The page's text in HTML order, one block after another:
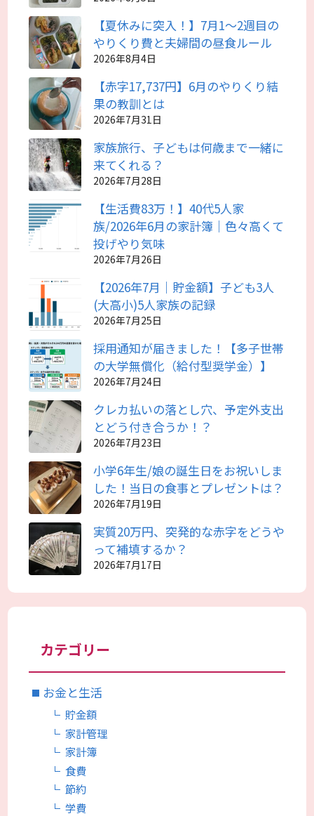
【夏休みに突入！】7月1～2週目の
やりくり費と夫婦間の昼食ルール
2026年8月4日
【赤字17,737円】6月のやりくり結
果の教訓とは
2026年7月31日
家族旅行、子どもは何歳まで一緒に
来てくれる？
2026年7月28日
【生活費83万！】40代5人家
族/2026年6月の家計簿｜色々高くて
投げやり気味
2026年7月26日
【2026年7月｜貯金額】子ども3人
(大高小)5人家族の記録
2026年7月25日
採用通知が届きました！【多子世帯
の大学無償化（給付型奨学金）】
2026年7月24日
クレカ払いの落とし穴、予定外支出
とどう付き合うか！？
2026年7月23日
小学6年生/娘の誕生日をお祝いしま
した！当日の食事とプレゼントは？
2026年7月19日
実質20万円、突発的な赤字をどうや
って補填するか？
2026年7月17日
カテゴリー
お金と生活
貯金額
家計管理
家計簿
食費
節約
学費